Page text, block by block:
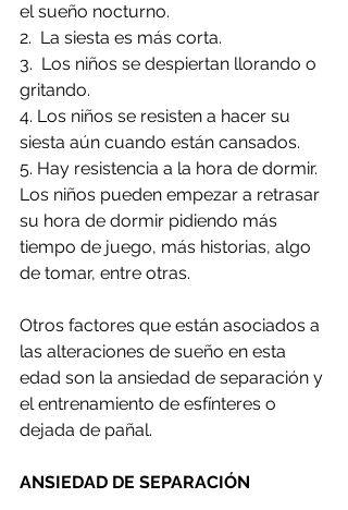
el sueño nocturno.
2.  La siesta es más corta.
3.  Los niños se despiertan llorando o
gritando.
4. Los niños se resisten a hacer su
siesta aún cuando están cansados.
5. Hay resistencia a la hora de dormir.
Los niños pueden empezar a retrasar
su hora de dormir pidiendo más
tiempo de juego, más historias, algo
de tomar, entre otras.
Otros factores que están asociados a
las alteraciones de sueño en esta
edad son la ansiedad de separación y
el entrenamiento de esfínteres o
dejada de pañal.
ANSIEDAD DE SEPARACIÓN